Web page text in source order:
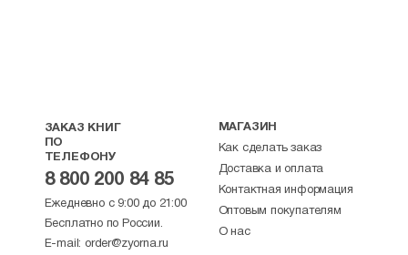
ЗАКАЗ КНИГ
ПО
ТЕЛЕФОНУ
8 800 200 84 85
Ежедневно с 9:00 до 21:00
Бесплатно по России.
E-mail: order@zyorna.ru
МАГАЗИН
Как сделать заказ
Доставка и оплата
Контактная информация
Оптовым покупателям
О нас